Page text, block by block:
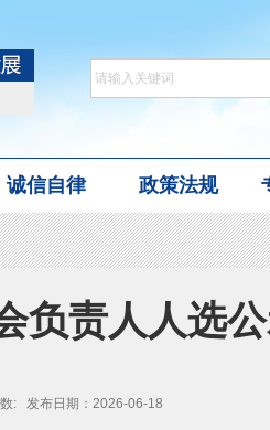
诚信自律 政策法规
负责人人选
: 发布日期：2026-06-18